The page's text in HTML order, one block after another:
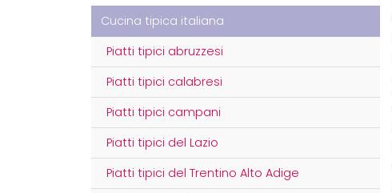
Cucina tipica italiana
Piatti tipici abruzzesi
Piatti tipici calabresi
Piatti tipici campani
Piatti tipici del Lazio
Piatti tipici del Trentino Alto Adige